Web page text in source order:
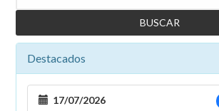
Destacados
17/07/2026